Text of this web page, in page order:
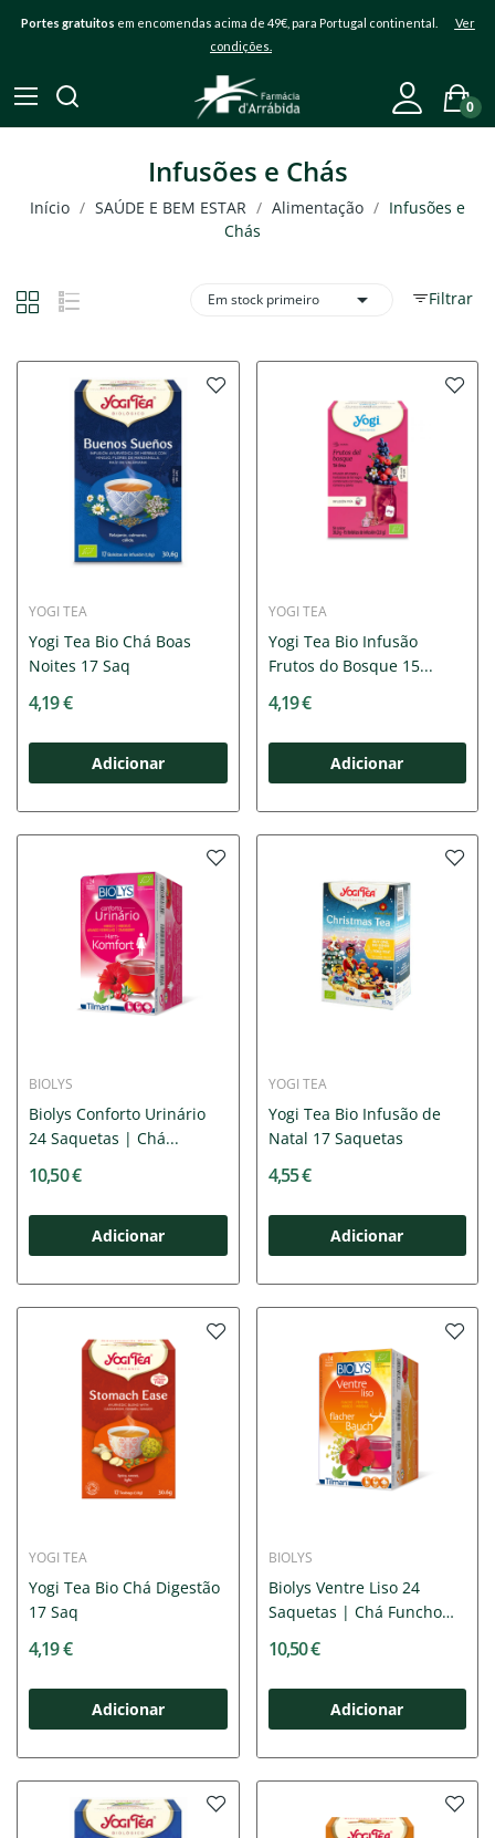
Portes gratuitos em encomendas acima de 49€, para Portugal continental. Ver
condições.
0
Infusões e Chás
Início SAÚDE E BEM ESTAR Alimentação
Infusões e
Chás
Filtrar
Em stock primeiro 
YOGI TEA
Yogi Tea Bio Chá Boas
Noites 17 Saq
4,19 €
Adicionar
YOGI TEA
Yogi Tea Bio Infusão
Frutos do Bosque 15...
4,19 €
Adicionar
BIOLYS
Biolys Conforto Urinário
24 Saquetas | Chá...
10,50 €
Adicionar
YOGI TEA
Yogi Tea Bio Infusão de
Natal 17 Saquetas
4,55 €
Adicionar
YOGI TEA
Yogi Tea Bio Chá Digestão
17 Saq
4,19 €
Adicionar
BIOLYS
Biolys Ventre Liso 24
Saquetas | Chá Funcho
10,50 €
Adicionar